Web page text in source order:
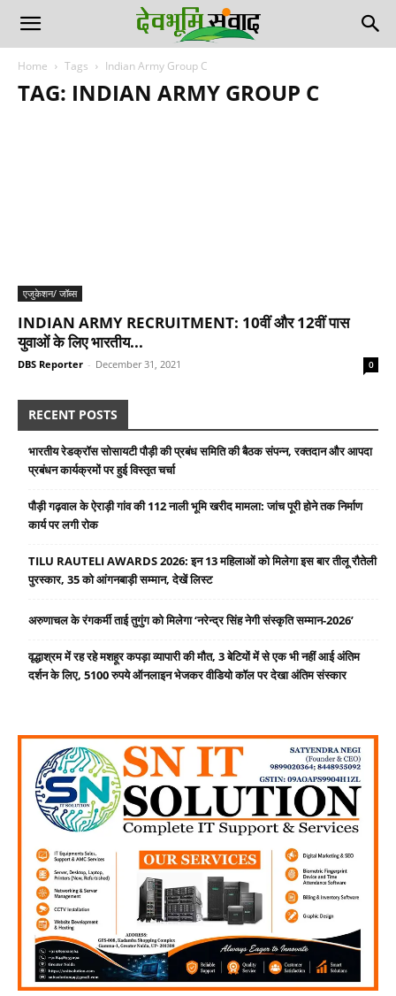
Home Tags Indian Army Group C
TAG: INDIAN ARMY GROUP C
एजुकेशन/ जॉब्स
INDIAN ARMY RECRUITMENT: 10वीं और 12वीं पास
युवाओं के लिए भारतीय...
DBS Reporter - December 31, 2021 0
RECENT POSTS
भारतीय रेडक्रॉस सोसायटी पौड़ी की प्रबंध समिति की बैठक संपन्न, रक्तदान और आपदा
प्रबंधन कार्यक्रमों पर हुई विस्तृत चर्चा
पौड़ी गढ़वाल के ऐराड़ी गांव की 112 नाली भूमि खरीद मामला: जांच पूरी होने तक निर्माण
कार्य पर लगी रोक
TILU RAUTELI AWARDS 2026: इन 13 महिलाओं को मिलेगा इस बार तीलू रौतेली
पुरस्कार, 35 को आंगनबाड़ी सम्मान, देखें लिस्ट
अरुणाचल के रंगकर्मी ताई तुगुंग को मिलेगा ‘नरेन्द्र सिंह नेगी संस्कृति सम्मान-2026’
वृद्धाश्रम में रह रहे मशहूर कपड़ा व्यापारी की मौत, 3 बेटियों में से एक भी नहीं आई अंतिम
दर्शन के लिए, 5100 रुपये ऑनलाइन भेजकर वीडियो कॉल पर देखा अंतिम संस्कार